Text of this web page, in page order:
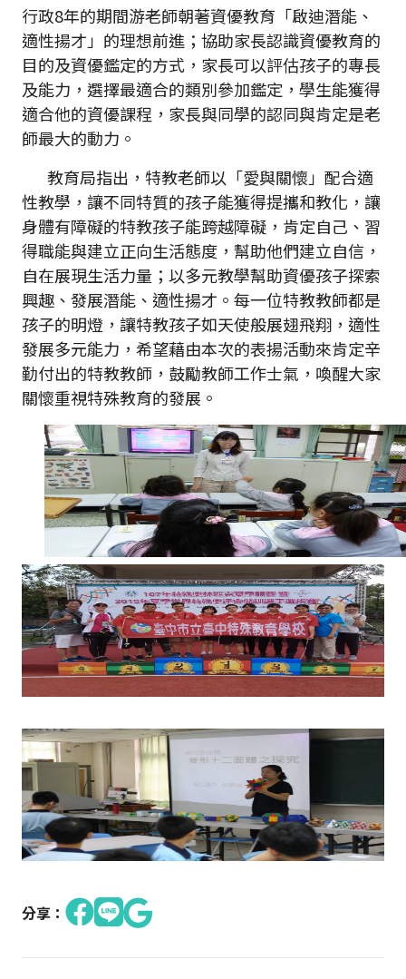
行政8年的期間游老師朝著資優教育「啟迪潛能、
適性揚才」的理想前進；協助家長認識資優教育的
目的及資優鑑定的方式，家長可以評估孩子的專長
及能力，選擇最適合的類別參加鑑定，學生能獲得
適合他的資優課程，家長與同學的認同與肯定是老
師最大的動力。
教育局指出，特教老師以「愛與關懷」配合適
性教學，讓不同特質的孩子能獲得提攜和教化，讓
身體有障礙的特教孩子能跨越障礙，肯定自己、習
得職能與建立正向生活態度，幫助他們建立自信，
自在展現生活力量；以多元教學幫助資優孩子探索
興趣、發展潛能、適性揚才。每一位特教教師都是
孩子的明燈，讓特教孩子如天使般展翅飛翔，適性
發展多元能力，希望藉由本次的表揚活動來肯定辛
勤付出的特教教師，鼓勵教師工作士氣，喚醒大家
關懷重視特殊教育的發展。
分享：